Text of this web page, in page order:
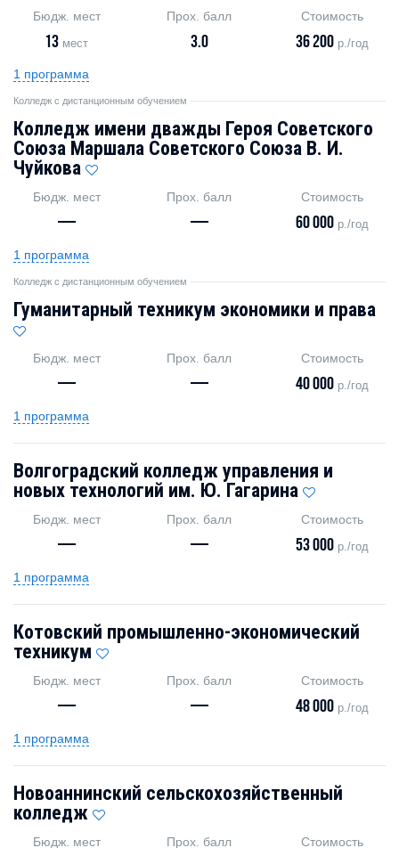
Бюдж. мест
13 мест
Прох. балл
3.0
Стоимость
36 200 р./год
1 программа
Колледж с дистанционным обучением
Колледж имени дважды Героя Советского
Союза Маршала Советского Союза В. И.
Чуйкова
Бюдж. мест
—
Прох. балл
—
Стоимость
60 000 р./год
1 программа
Колледж с дистанционным обучением
Гуманитарный техникум экономики и права
Бюдж. мест
—
Прох. балл
—
Стоимость
40 000 р./год
1 программа
Волгоградский колледж управления и
новых технологий им. Ю. Гагарина
Бюдж. мест
—
Прох. балл
—
Стоимость
53 000 р./год
1 программа
Котовский промышленно-экономический
техникум
Бюдж. мест
—
Прох. балл
—
Стоимость
48 000 р./год
1 программа
Новоаннинский сельскохозяйственный
колледж
Бюдж. мест Прох. балл Стоимость